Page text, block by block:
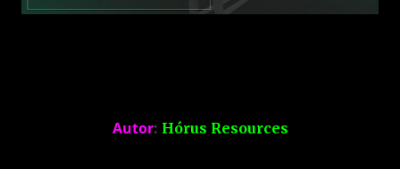
Autor: Hórus Resources